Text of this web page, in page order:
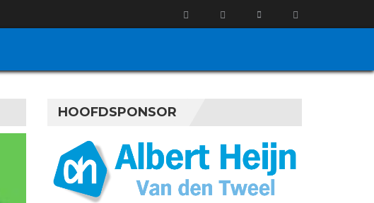
HOOFDSPONSOR